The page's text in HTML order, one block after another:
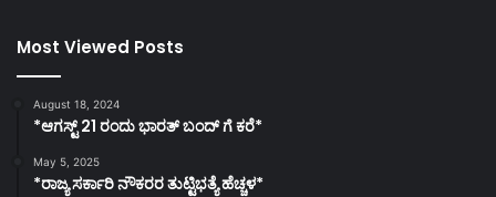
Most Viewed Posts
August 18, 2024
*ಆಗಸ್ಟ್ 21 ರಂದು ಭಾರತ್‌ ಬಂದ್‌ ಗೆ ಕರೆ*
May 5, 2025
*ರಾಜ್ಯ ಸರ್ಕಾರಿ ನೌಕರರ ತುಟ್ಟಿಭತ್ಯೆ ಹೆಚ್ಚಳ*